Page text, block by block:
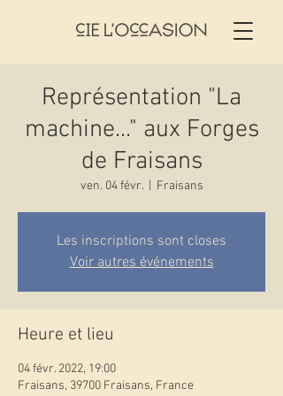
Représentation "La
machine..." aux Forges
de Fraisans
ven. 04 févr.
  |
Fraisans
Les inscriptions sont closes
Voir autres événements
Heure et lieu
04 févr. 2022, 19:00
Fraisans, 39700 Fraisans, France